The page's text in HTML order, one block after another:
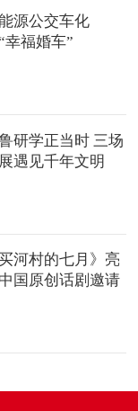
源公交车化
幸福婚车”
研学正当时 三场
遇见千年文明
买河村的七月》亮
国原创话剧邀请